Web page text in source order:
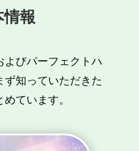
報
よびパーフェクトハ
ず知っていただきた
ています。